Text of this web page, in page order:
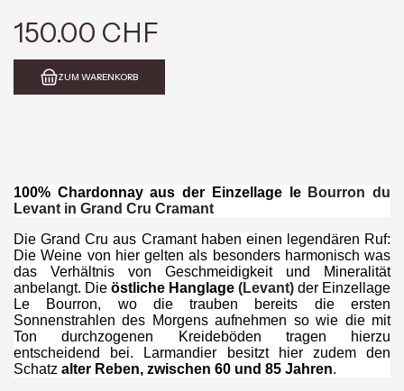
150.00 CHF
ZUM WARENKORB
100% Chardonnay aus der Einzellage le Bourron du
Levant in Grand Cru Cramant
Die Grand Cru aus Cramant haben einen legendären Ruf:
Die Weine von hier gelten als besonders harmonisch was
das Verhältnis von Geschmeidigkeit und Mineralität
anbelangt. Die östliche Hanglage (Levant) der Einzellage
Le Bourron, wo die trauben bereits die ersten
Sonnenstrahlen des Morgens aufnehmen so wie die mit
Ton durchzogenen Kreideböden tragen hierzu
entscheidend bei. Larmandier besitzt hier zudem den
Schatz alter Reben, zwischen 60 und 85 Jahren.